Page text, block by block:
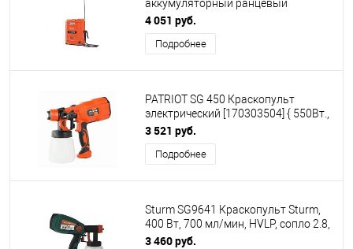
аккумуляторный ранцевый
[755302510]
4 051 руб.
Подробнее
PATRIOT SG 450 Краскопульт
электрический [170303504] { 550Вт.,
800 мл/мин., 100 DIN/сек., Сопло: 2,5
мм. }
3 521 руб.
Подробнее
Sturm SG9641 Краскопульт Sturm,
400 Вт, 700 мл/мин, HVLP, сопло 2.8,
35DIN, 0,8л [SG9641]
3 460 руб.